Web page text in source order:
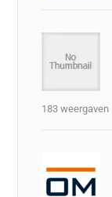
183 weergaven